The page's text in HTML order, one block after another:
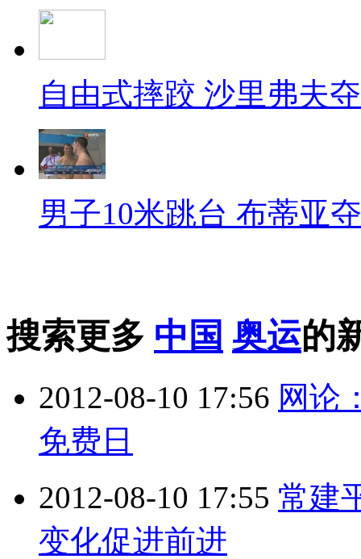
自由式摔跤 沙里弗夫
男子10米跳台 布蒂亚
搜索更多 中国 奥运的
2012-08-10 17:56 网论
免费日
2012-08-10 17:55 常建
变化促进前进